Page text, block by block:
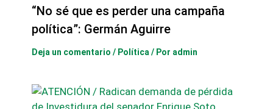
“No sé que es perder una campaña
política”: Germán Aguirre
Deja un comentario / Política / Por admin